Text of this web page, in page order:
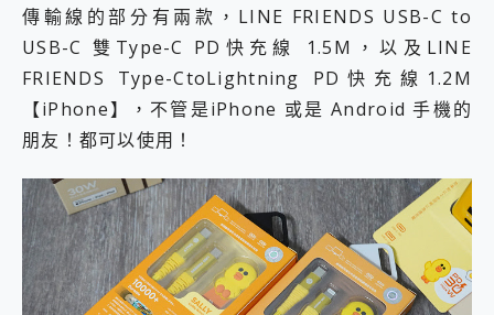
傳輸線的部分有兩款，LINE FRIENDS USB-C to
USB-C 雙Type-C PD快充線 1.5M，以及LINE
FRIENDS Type-CtoLightning PD快充線1.2M
【iPhone】，不管是iPhone 或是 Android 手機的
朋友！都可以使用！